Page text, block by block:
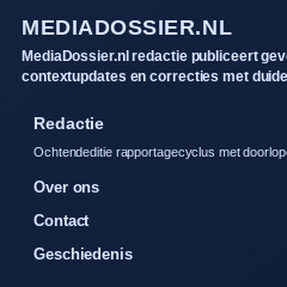
MEDIADOSSIER.NL
MediaDossier.nl redactie publiceert
contextupdates en correcties met
Redactie
Ochtendeditie rapportagecyclus met
Over ons
Contact
Geschiedenis